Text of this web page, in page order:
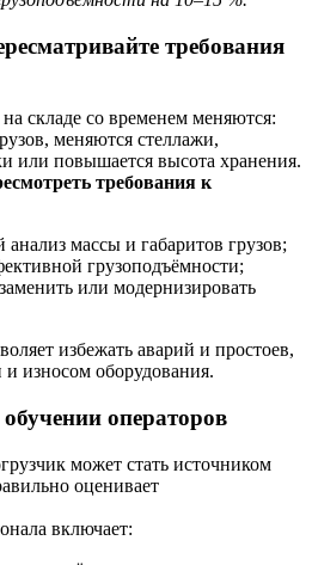
требования
складе со временем меняются:
меняются стеллажи,
или повышается высота хранения.
требования к
массы и габаритов грузов;
грузоподъёмности;
или модернизировать
избежать аварий и простоев,
и износом оборудования.
операторов
может стать источником
оценивает
включает: